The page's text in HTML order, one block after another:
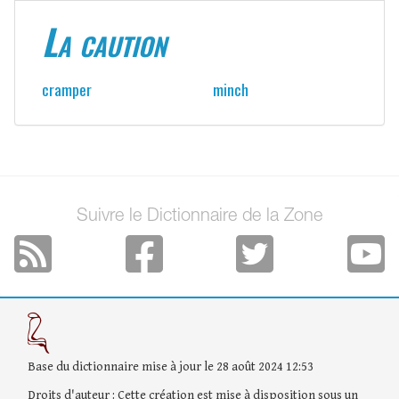
La caution
cramper minch
Suivre le Dictionnaire de la Zone
Base du dictionnaire mise à jour le 28 août 2024 12:53
Droits d'auteur : Cette création est mise à disposition sous un